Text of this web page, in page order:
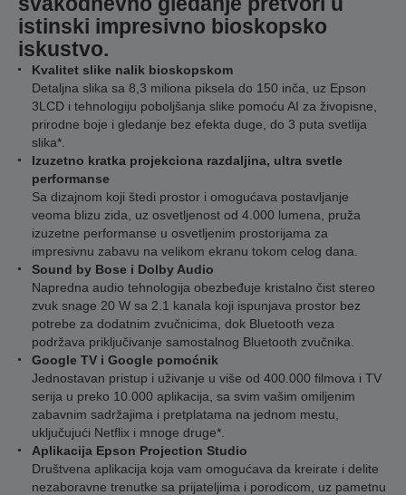
istinski impresivno bioskopsko
iskustvo.
Kvalitet slike nalik bioskopskom
Detaljna slika sa 8,3 miliona piksela do 150 inča, uz Epson
3LCD i tehnologiju poboljšanja slike pomoću AI za živopisne,
prirodne boje i gledanje bez efekta duge, do 3 puta svetlija
slika*.
Izuzetno kratka projekciona razdaljina, ultra svetle
performanse
Sa dizajnom koji štedi prostor i omogućava postavljanje
veoma blizu zida, uz osvetljenost od 4.000 lumena, pruža
izuzetne performanse u osvetljenim prostorijama za
impresivnu zabavu na velikom ekranu tokom celog dana.
Sound by Bose i Dolby Audio
Napredna audio tehnologija obezbeđuje kristalno čist stereo
zvuk snage 20 W sa 2.1 kanala koji ispunjava prostor bez
potrebe za dodatnim zvučnicima, dok Bluetooth veza
podržava priključivanje samostalnog Bluetooth zvučnika.
Google TV i Google pomoćnik
Jednostavan pristup i uživanje u više od 400.000 filmova i TV
serija u preko 10.000 aplikacija, sa svim vašim omiljenim
zabavnim sadržajima i pretplatama na jednom mestu,
uključujući Netflix i mnoge druge*.
Aplikacija Epson Projection Studio
Društvena aplikacija koja vam omogućava da kreirate i delite
nezaboravne trenutke sa prijateljima i porodicom, uz pametnu